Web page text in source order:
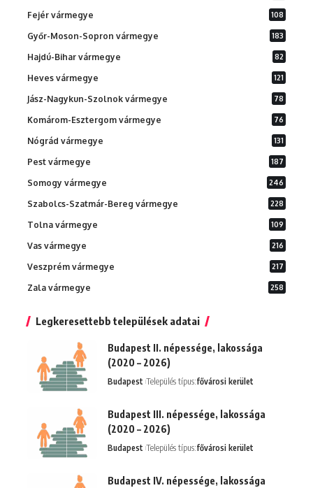
Fejér vármegye 108
Győr-Moson-Sopron vármegye 183
Hajdú-Bihar vármegye 82
Heves vármegye 121
Jász-Nagykun-Szolnok vármegye 78
Komárom-Esztergom vármegye 76
Nógrád vármegye 131
Pest vármegye 187
Somogy vármegye 246
Szabolcs-Szatmár-Bereg vármegye 228
Tolna vármegye 109
Vas vármegye 216
Veszprém vármegye 217
Zala vármegye 258
Legkeresettebb települések adatai
Budapest II. népessége, lakossága
(2020 – 2026)
Budapest Település típus:fővárosi kerület
Budapest III. népessége, lakossága
(2020 – 2026)
Budapest Település típus:fővárosi kerület
Budapest IV. népessége, lakossága